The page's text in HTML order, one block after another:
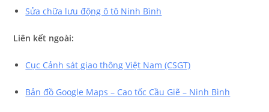
Sửa chữa lưu động ô tô Ninh Bình
Liên kết ngoài:
Cục Cảnh sát giao thông Việt Nam (CSGT)
Bản đồ Google Maps – Cao tốc Cầu Giẽ – Ninh Bình